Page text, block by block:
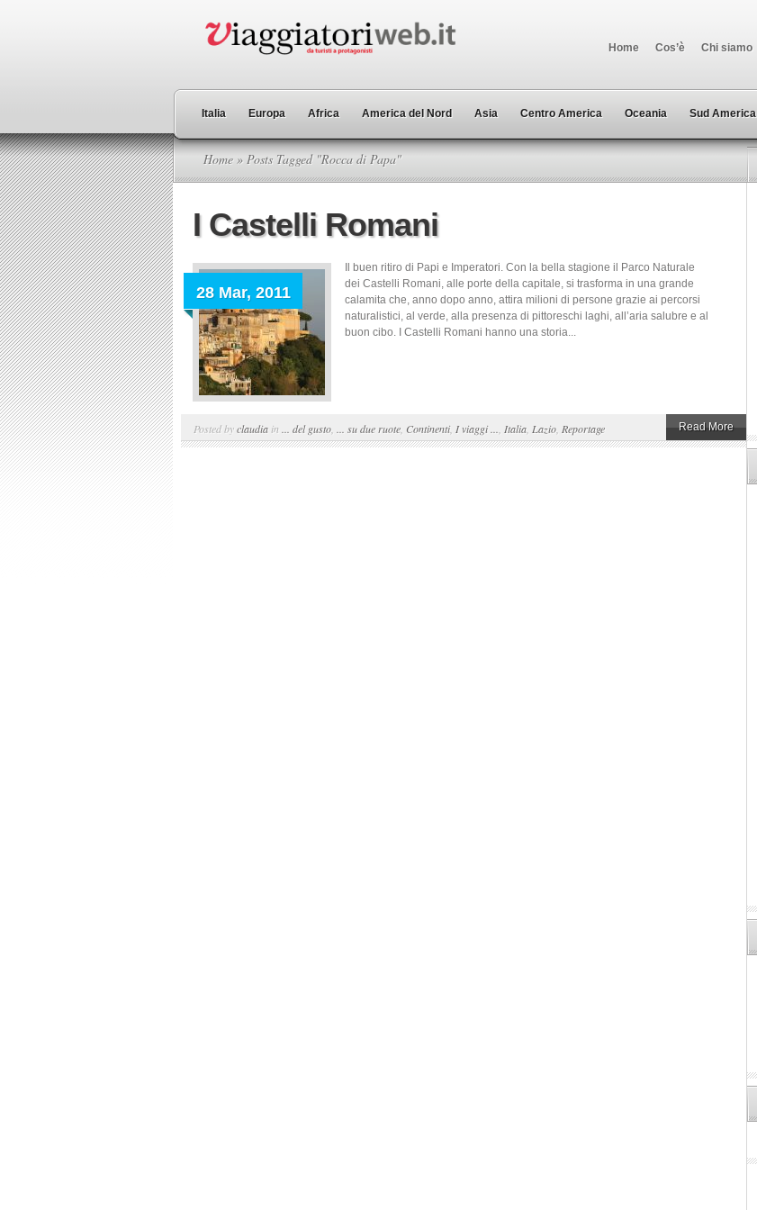
Home Cos’è Chi siamo
Italia Europa Africa America del Nord Asia Centro America Oceania Sud America
Home » Posts Tagged "Rocca di Papa"
I Castelli Romani
28 Mar, 2011
Il buen ritiro di Papi e Imperatori. Con la bella stagione il Parco Naturale
dei Castelli Romani, alle porte della capitale, si trasforma in una grande
calamita che, anno dopo anno, attira milioni di persone grazie ai percorsi
naturalistici, al verde, alla presenza di pittoreschi laghi, all’aria salubre e al
buon cibo. I Castelli Romani hanno una storia...
Posted byclaudia in ... del gusto ... su due ruote Continenti, I viaggi ... Italia Lazio Reportage Read More